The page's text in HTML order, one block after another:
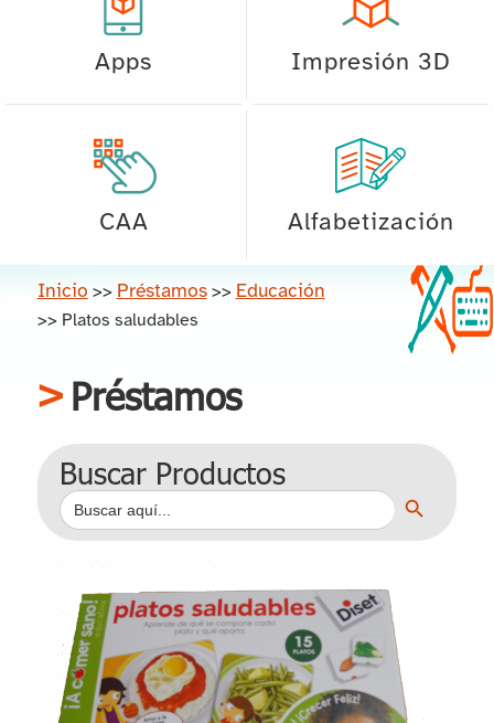
Apps Impresión 3D
CAA Alfabetización
Inicio >> Préstamos >> Educación
>> Platos saludables
Préstamos
Buscar Productos
Buscar: